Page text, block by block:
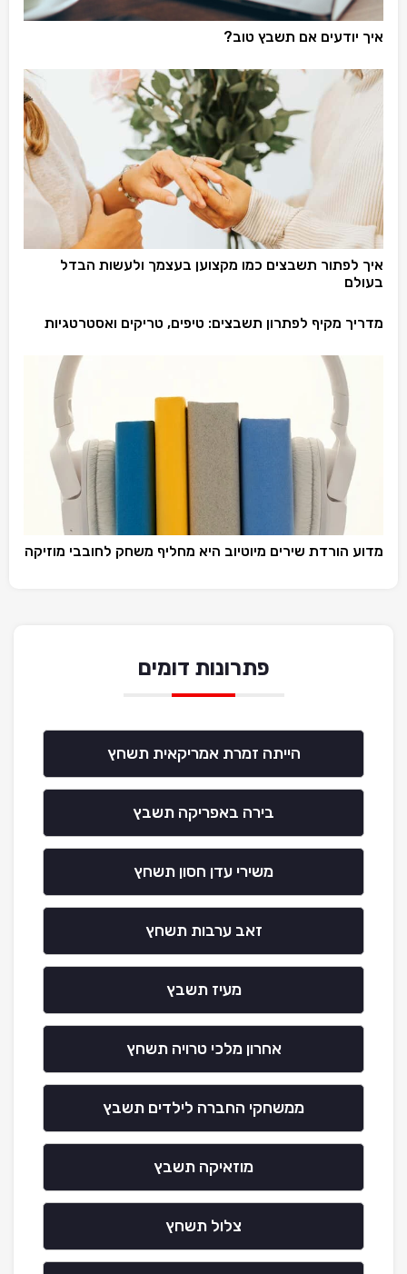
איך יודעים אם תשבץ טוב?
איך לפתור תשבצים כמו מקצוען בעצמך ולעשות הבדל
בעולם
מדריך מקיף לפתרון תשבצים: טיפים, טריקים ואסטרטגיות
מדוע הורדת שירים מיוטיוב היא מחליף משחק לחובבי מוזיקה
פתרונות דומים
הייתה זמרת אמריקאית תשחץ
בירה באפריקה תשבץ
משירי עדן חסון תשחץ
זאב ערבות תשחץ
מעיז תשבץ
אחרון מלכי טרויה תשחץ
ממשחקי החברה לילדים תשבץ
מוזאיקה תשבץ
צלול תשחץ